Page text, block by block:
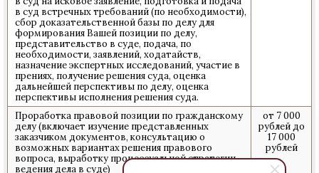
в суд встречных требований (по необходимости),
сбор доказательственной базы по делу для
формирования Вашей позиции по делу,
представительство в суде, подача, по
необходимости, заявлений, ходатайств,
назначение экспертных исследований, участие в
прениях, получение решения суда, оценка
дальнейшей перспективы по делу, оценка
перспективы исполнения решения суда.
Проработка правовой позиции по гражданскому
делу (включает изучение представленных
заказчиком документов, консультацию о
возможных вариантах решения правового
вопроса, выработку процессуальной стратегии
ведения дела в суде)
от 7 000
рублей до
17 000
рублей